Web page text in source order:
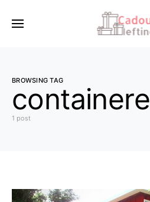
BROWSING TAG
containere
1 post